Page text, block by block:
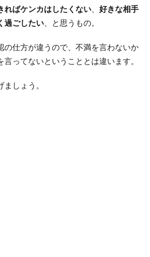
ればケンカはしたくない、 好きな相手
過ごしたい、と思うもの。
の仕方が違うので、不満を言わないか
言ってないということとは違います。
しょう。